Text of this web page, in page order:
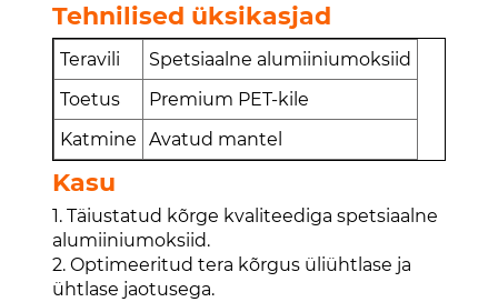
Tehnilised üksikasjad
Teravili
Spetsiaalne alumiiniumoksiid
Toetus
Premium PET-kile
Katmine
Avatud mantel
Kasu
1. Täiustatud kõrge kvaliteediga spetsiaalne
alumiiniumoksiid.
2. Optimeeritud tera kõrgus üliühtlase ja
ühtlase jaotusega.